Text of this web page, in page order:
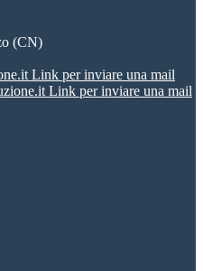
(CN)
Link per inviare una mail
Link per inviare una mail